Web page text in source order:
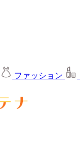
ファッション